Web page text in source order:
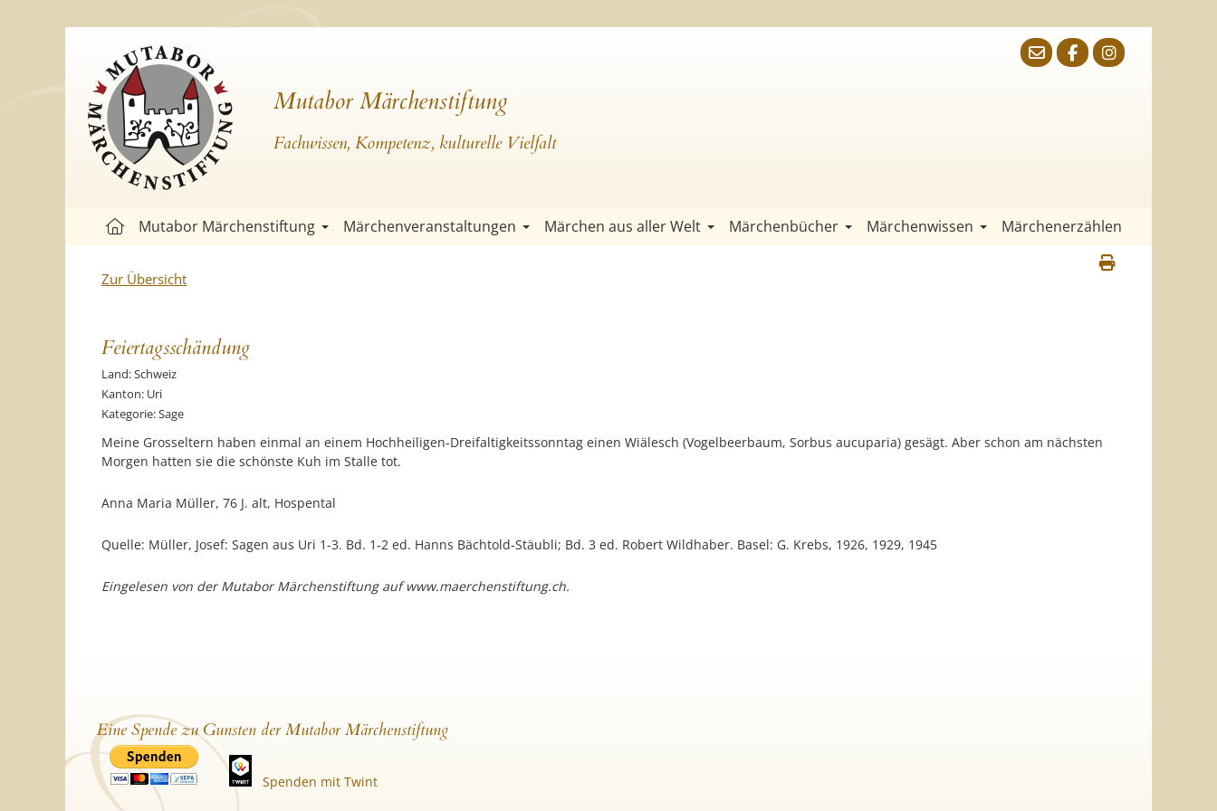
Mutabor Märchenstiftung
Fachwissen, Kompetenz, kulturelle Vielfalt
Mutabor Märchenstiftung Märchenveranstaltungen Märchen aus aller Welt Märchenbücher Märchenwissen Märchenerzählen
Zur Übersicht
Feiertagsschändung
Land: Schweiz
Kanton: Uri
Kategorie: Sage
Meine Grosseltern haben einmal an einem Hochheiligen-Dreifaltigkeitssonntag einen Wiälesch (Vogelbeerbaum, Sorbus aucuparia) gesägt. Aber schon am nächsten
Morgen hatten sie die schönste Kuh im Stalle tot.
Anna Maria Müller, 76 J. alt, Hospental
Quelle: Müller, Josef: Sagen aus Uri 1-3. Bd. 1-2 ed. Hanns Bächtold-Stäubli; Bd. 3 ed. Robert Wildhaber. Basel: G. Krebs, 1926, 1929, 1945
Eingelesen von der Mutabor Märchenstiftung auf www.maerchenstiftung.ch.
Eine Spende zu Gunsten der Mutabor Märchenstiftung
Spenden mit Twint